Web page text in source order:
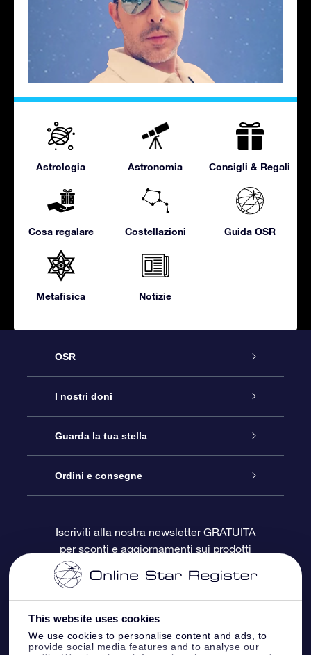
This website uses cookies
We use cookies to personalise content and ads, to
provide social media features and to analyse our
Astrologia Astronomia Consigli & Regali
Cosa regalare Costellazioni Guida OSR
Metafisica Notizie
OSR
Assistenza
Contattaci
Blog
OSR Recensioni
I nostri doni
Online Star Gift
Pacchetto regalo OSR
Gift Card OSR
Doni aziendali
Guarda la tua stella
Registro stellare
Star Page personalizzata
One Million Stars
OSR Starsaver
Ordini e consegne
Informazioni di Pagamento
Politica di reso
Iscriviti alla nostra newsletter GRATUITA
per sconti e aggiornamenti sui prodotti